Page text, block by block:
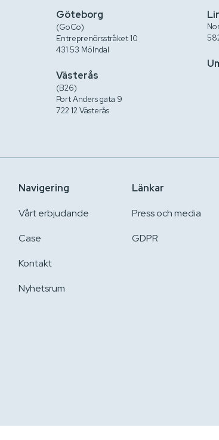
Göteborg
(GoCo)
Entreprenörsstråket 10
431 53 Mölndal
Västerås
(B26)
Port Anders gata 9
722 12 Västerås
Navigering
Vårt erbjudande
Case
Kontakt
Nyhetsrum
Länkar
Press och media
GDPR